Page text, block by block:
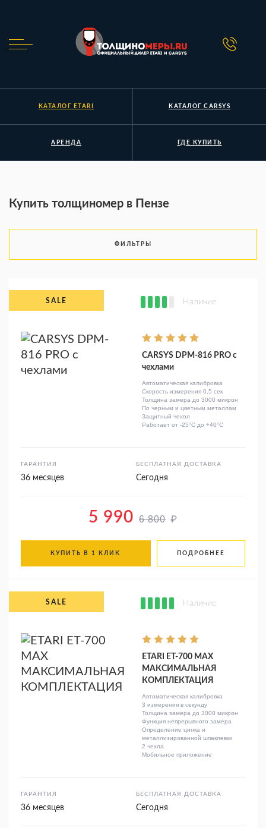
КАТАЛОГ ETARI КАТАЛОГ CARSYS
АРЕНДА ГДЕ КУПИТЬ
Купить толщиномер в Пензе
ФИЛЬТРЫ
Наличие
CARSYS DPM-816 PRO с
чехлами
Автоматическая калибровка
Скорость измерения 0,5 сек
Толщина замера до 3000 микрон
По черным и цветным металлам
Защитный чехол
Работает от -25°C до +40°C
ГАРАНТИЯ
36 месяцев
БЕСПЛАТНАЯ ДОСТАВКА
Сегодня
5 990 6 800 ₽
КУПИТЬ В 1 КЛИК ПОДРОБНЕЕ
Наличие
ETARI ET-700 MAX
МАКСИМАЛЬНАЯ
КОМПЛЕКТАЦИЯ
Автоматическая калибровка
3 измерения в секунду
Толщина замера до 3000 микрон
Функция непрерывного замера
Определение цинка и
металлизированной шпаклевки
2 чехла
Мобильное приложение
ГАРАНТИЯ
36 месяцев
БЕСПЛАТНАЯ ДОСТАВКА
Сегодня